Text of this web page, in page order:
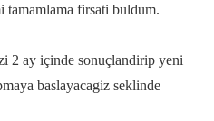
tamamlama firsati buldum.
2 ay içinde sonuçlandirip yeni
baslayacagiz seklinde